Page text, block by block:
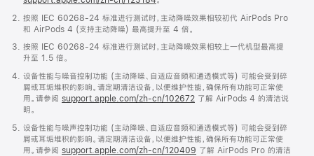
按照 IEC 60268-24 标准进行测试时，主动降噪效果相较初代 AirPods Pro
和 AirPods 4 (支持主动降噪) 最高提升至 4 倍。
按照 IEC 60268-24 标准进行测试时，主动降噪效果相较上一代机型最高提
升至 1.5 倍。
设备性能与噪音控制功能 (主动降噪、自适应音频和通透模式等) 可能会受到碎
屑或耳垢堆积的影响。请定期清洁设备，以便维护性能，确保所有功能可正常使
用。请参阅 support.apple.com/zh-cn/102672 了解 AirPods 4 的清洁说
明。
设备性能与噪声控制功能 (主动降噪、自适应音频和通透模式等) 可能会受到碎
屑或耳垢堆积的影响。请定期清洁设备，以便维护性能，确保所有功能可正常使
用。请参阅 support.apple.com/zh-cn/120409 了解 AirPods Pro 的清洁